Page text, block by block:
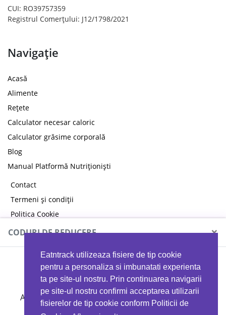
Eatntrack utilizeaza fisiere de tip cookie
pentru a personaliza si imbunatati experienta
ta pe site-ul nostru. Prin continuarea navigarii
pe site-ul nostru confirmi acceptarea utilizarii
fisierelor de tip cookie conform Politicii de
CUI: RO39757359
Registrul Comerțului: J12/1798/2021
Navigație
Acasă
Alimente
Rețete
Calculator necesar caloric
Calculator grăsime corporală
Blog
Manual Platformă Nutriționiști
Contact
Termeni și condiții
Politica Cookie
Politica de confidențialitate
CODURI DE REDUCERE ×
MYPROTEIN
Ai 40%reducere la orice comandă folosind codul
EATTRACK